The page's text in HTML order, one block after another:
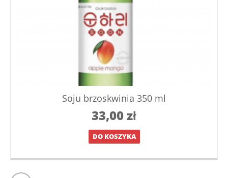
Soju brzoskwinia 350 ml
33,00zł
DO KOSZYKA